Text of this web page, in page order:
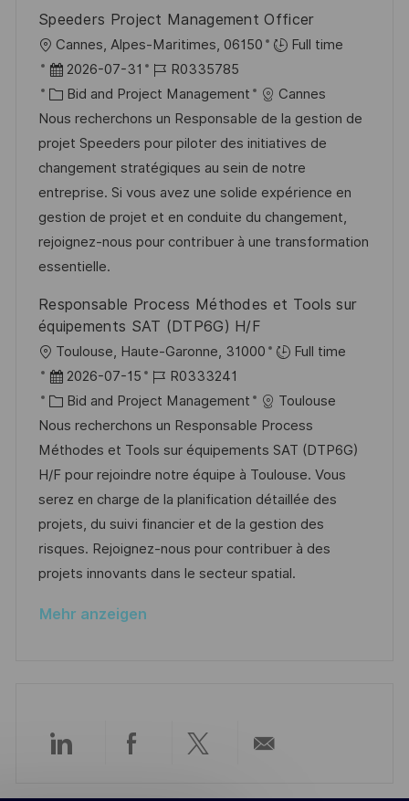
i
c
h
u
n
g
e
r
ö
f
f
e
n
t
l
i
c
h
u
n
g
e
Speeders Project Management Officer
O
r
t
Cannes, Alpes-Maritimes, 06150
Full time
D
a
t
u
m
d
e
r
V
r
ö
f
n
2026-07-31
J
o
b
-
I
D
R0335785
K
a
t
e
g
o
r
i
Bid and Project Management
Cannes
Nous recherchons un Responsable de la gestion de
projet Speeders pour piloter des initiatives de
changement stratégiques au sein de notre
entreprise. Si vous avez une solide expérience en
gestion de projet et en conduite du changement,
rejoignez-nous pour contribuer à une transformation
essentielle.
Responsable Process Méthodes et Tools sur
équipements SAT (DTP6G) H/F
O
r
t
Toulouse, Haute-Garonne, 31000
Full time
D
a
t
u
m
d
e
r
V
r
n
l
2026-07-15
J
o
b
-
D
R0333241
K
a
t
e
g
o
r
i
Bid and Project Management
Toulouse
Nous recherchons un Responsable Process
Méthodes et Tools sur équipements SAT (DTP6G)
H/F pour rejoindre notre équipe à Toulouse. Vous
serez en charge de la planification détaillée des
projets, du suivi financier et de la gestion des
risques. Rejoignez-nous pour contribuer à des
projets innovants dans le secteur spatial.
Mehr anzeigen
Über
Über
Über